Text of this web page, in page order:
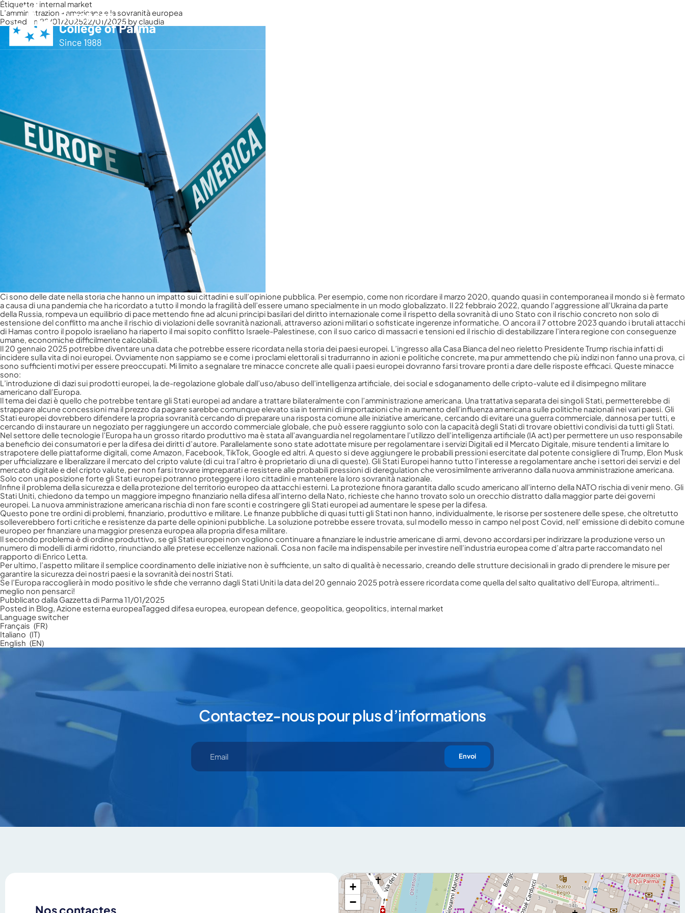
Étiquette : internal market
L’amministrazione americana e la sovranità europea
Posted on 22/01/202522/01/2025 byclaudia
Ci sono delle date nella storia che hanno un impatto sui cittadini e sull’opinione pubblica. Per esempio, come non ricordare il marzo 2020, quando quasi in contemporanea il mondo si è fermato
a causa di una pandemia che ha ricordato a tutto il mondo la fragilità dell’essere umano specialmente in un modo globalizzato. Il 22 febbraio 2022, quando l’aggressione all’Ukraina da parte
della Russia, rompeva un equilibrio di pace mettendo fine ad alcuni principi basilari del diritto internazionale come il rispetto della sovranità di uno Stato con il rischio concreto non solo di
estensione del conflitto ma anche il rischio di violazioni delle sovranità nazionali, attraverso azioni militari o sofisticate ingerenze informatiche. O ancora il 7 ottobre 2023 quando i brutali attacchi
di Hamas contro il popolo israeliano ha riaperto il mai sopito conflitto Israele-Palestinese, con il suo carico di massacri e tensioni ed il rischio di destabilizzare l’intera regione con conseguenze
umane, economiche difficilmente calcolabili.
Il 20 gennaio 2025 potrebbe diventare una data che potrebbe essere ricordata nella storia dei paesi europei. L’ingresso alla Casa Bianca del neo rieletto Presidente Trump rischia infatti di
incidere sulla vita di noi europei. Ovviamente non sappiamo se e come i proclami elettorali si tradurranno in azioni e politiche concrete, ma pur ammettendo che più indizi non fanno una prova, ci
sono sufficienti motivi per essere preoccupati. Mi limito a segnalare tre minacce concrete alle quali i paesi europei dovranno farsi trovare pronti a dare delle risposte efficaci. Queste minacce
sono:
L’introduzione di dazi sui prodotti europei, la de-regolazione globale dall’uso/abuso dell’intelligenza artificiale, dei social e sdoganamento delle cripto-valute ed il disimpegno militare
americano dall’Europa.
Il tema dei dazi è quello che potrebbe tentare gli Stati europei ad andare a trattare bilateralmente con l’amministrazione americana. Una trattativa separata dei singoli Stati, permetterebbe di
strappare alcune concessioni ma il prezzo da pagare sarebbe comunque elevato sia in termini di importazioni che in aumento dell’influenza americana sulle politiche nazionali nei vari paesi. Gli
Stati europei dovrebbero difendere la propria sovranità cercando di preparare una risposta comune alle iniziative americane, cercando di evitare una guerra commerciale, dannosa per tutti, e
cercando di instaurare un negoziato per raggiungere un accordo commerciale globale, che può essere raggiunto solo con la capacità degli Stati di trovare obiettivi condivisi da tutti gli Stati.
Nel settore delle tecnologie l’Europa ha un grosso ritardo produttivo ma è stata all’avanguardia nel regolamentare l’utilizzo dell’intelligenza artificiale (IA act) per permettere un uso responsabile
a beneficio dei consumatori e per la difesa dei diritti d’autore. Parallelamente sono state adottate misure per regolamentare i servizi Digitali ed il Mercato Digitale, misure tendenti a limitare lo
strapotere delle piattaforme digitali, come Amazon, Facebook, TikTok, Google ed altri. A questo si deve aggiungere le probabili pressioni esercitate dal potente consigliere di Trump, Elon Musk
per ufficializzare e liberalizzare il mercato del cripto valute (di cui tra l’altro è proprietario di una di queste). Gli Stati Europei hanno tutto l’interesse a regolamentare anche i settori dei servizi e del
mercato digitale e del cripto valute, per non farsi trovare impreparati e resistere alle probabili pressioni di deregulation che verosimilmente arriveranno dalla nuova amministrazione americana.
Solo con una posizione forte gli Stati europei potranno proteggere i loro cittadini e mantenere la loro sovranità nazionale.
Infine il problema della sicurezza e della protezione del territorio europeo da attacchi esterni. La protezione finora garantita dallo scudo americano all’interno della NATO rischia di venir meno. Gli
Stati Uniti, chiedono da tempo un maggiore impegno finanziario nella difesa all’interno della Nato, richieste che hanno trovato solo un orecchio distratto dalla maggior parte dei governi
europei. La nuova amministrazione americana rischia di non fare sconti e costringere gli Stati europei ad aumentare le spese per la difesa.
Questo pone tre ordini di problemi, finanziario, produttivo e militare. Le finanze pubbliche di quasi tutti gli Stati non hanno, individualmente, le risorse per sostenere delle spese, che oltretutto
solleverebbero forti critiche e resistenze da parte delle opinioni pubbliche. La soluzione potrebbe essere trovata, sul modello messo in campo nel post Covid, nell’ emissione di debito comune
europeo per finanziare una maggior presenza europea alla propria difesa militare.
Il secondo problema è di ordine produttivo, se gli Stati europei non vogliono continuare a finanziare le industrie americane di armi, devono accordarsi per indirizzare la produzione verso un
numero di modelli di armi ridotto, rinunciando alle pretese eccellenze nazionali. Cosa non facile ma indispensabile per investire nell’industria europea come d’altra parte raccomandato nel
rapporto di Enrico Letta.
Per ultimo, l’aspetto militare il semplice coordinamento delle iniziative non è sufficiente, un salto di qualità è necessario, creando delle strutture decisionali in grado di prendere le misure per
garantire la sicurezza dei nostri paesi e la sovranità dei nostri Stati.
Se l’Europa raccoglierà in modo positivo le sfide che verranno dagli Stati Uniti la data del 20 gennaio 2025 potrà essere ricordata come quella del salto qualitativo dell’Europa, altrimenti…
meglio non pensarci!
Pubblicato dalla Gazzetta di Parma 11/01/2025
Posted in Blog, Azione esterna europeaTagged difesa europea, european defence, geopolitica, geopolitics, internal market
Language switcher
Français
FR
Italiano
IT
English
EN
Contactez-nous pour plus d’informations
Envoi
Nos contactes
+
−
Contactez-nous pour plus d’informations